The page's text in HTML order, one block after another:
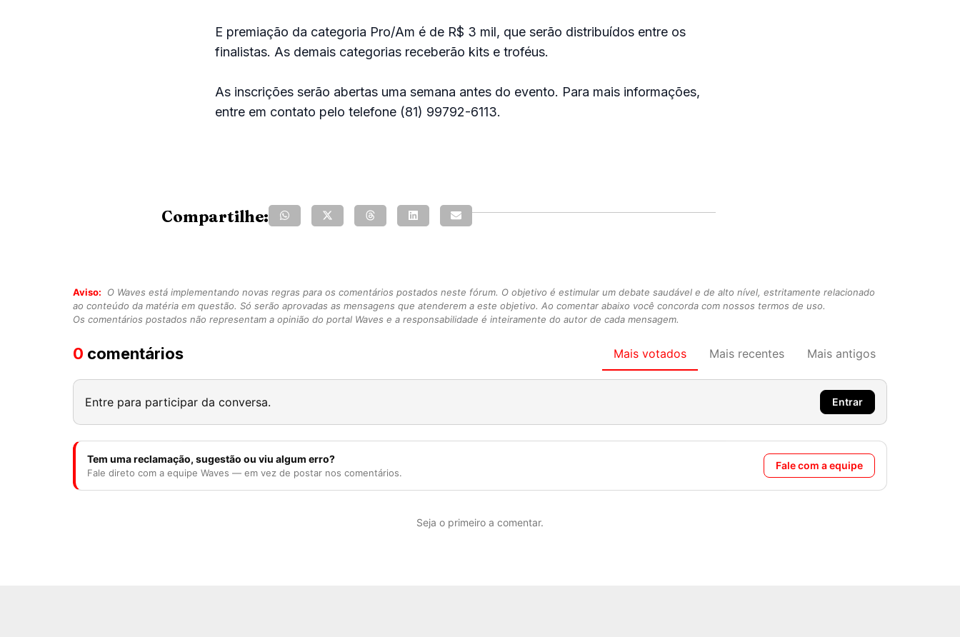
E premiação da categoria Pro/Am é de R$ 3 mil, que serão distribuídos entre os
finalistas. As demais categorias receberão kits e troféus.
As inscrições serão abertas uma semana antes do evento. Para mais informações,
entre em contato pelo telefone (81) 99792-6113.
Compartilhe:
Aviso:
O Waves está implementando novas regras para os comentários postados neste fórum. O objetivo é estimular um debate saudável e de alto nível, estritamente relacionado
ao conteúdo da matéria em questão. Só serão aprovadas as mensagens que atenderem a este objetivo. Ao comentar abaixo você concorda com nossos termos de uso.
Os comentários postados não representam a opinião do portal Waves e a responsabilidade é inteiramente do autor de cada mensagem.
0 comentários Mais votados Mais recentes Mais antigos
Entre para participar da conversa. Entrar
Tem uma reclamação, sugestão ou viu algum erro?
Fale direto com a equipe Waves — em vez de postar nos comentários.
Fale com a equipe
Seja o primeiro a comentar.